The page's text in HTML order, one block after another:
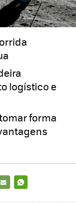
logístico e
forma